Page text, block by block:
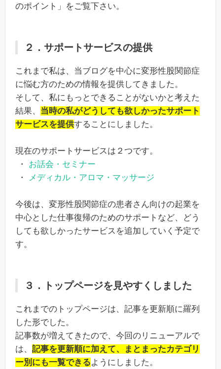
のポイント」をご覧下さい。
２．サポートサービスの提供
これまで私は、当ブログを中心に変形性股関節症
に悩む方のための情報を提供してきました。
そして、私にもっとできることがないかと考えた
結果、 当時の私がどうしても欲しかったサポート
サービスを提供することにしました。
現在のサポートサービスは２つです。
・ お話会・セミナー
・
メディカル・アロマ・マッサージ
今後は、変形性股関節症の患者さん向けの起業を
中心とした仕事復帰のためのサポートなど、どう
しても欲しかったサービスを追加していく予定で
す。
３．トップページを見やすくしました
これまでのトップページは、記事を更新順に羅列
した形でした。
記事数が増えてきたので、今回のリニューアルで
は、 記事を更新順に加えて、まとまったカテゴリ
ー別にも一覧できるようにしました。